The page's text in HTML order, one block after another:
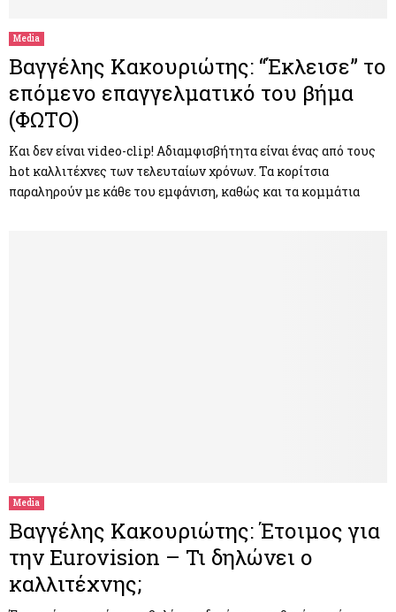
Media
Βαγγέλης Κακουριώτης: “Έκλεισε” το
επόμενο επαγγελματικό του βήμα
(ΦΩΤΟ)
Και δεν είναι video-clip! Αδιαμφισβήτητα είναι ένας από τους
hot καλλιτέχνες των τελευταίων χρόνων. Τα κορίτσια
παραληρούν με κάθε του εμφάνιση, καθώς και τα κομμάτια
Media
Βαγγέλης Κακουριώτης: Έτοιμος για
την Eurovision – Τι δηλώνει ο
καλλιτέχνης;